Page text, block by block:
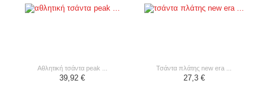
αθλητική τσάντα peak ...
39,92 €
τσάντα πλάτης new era ...
27,3 €